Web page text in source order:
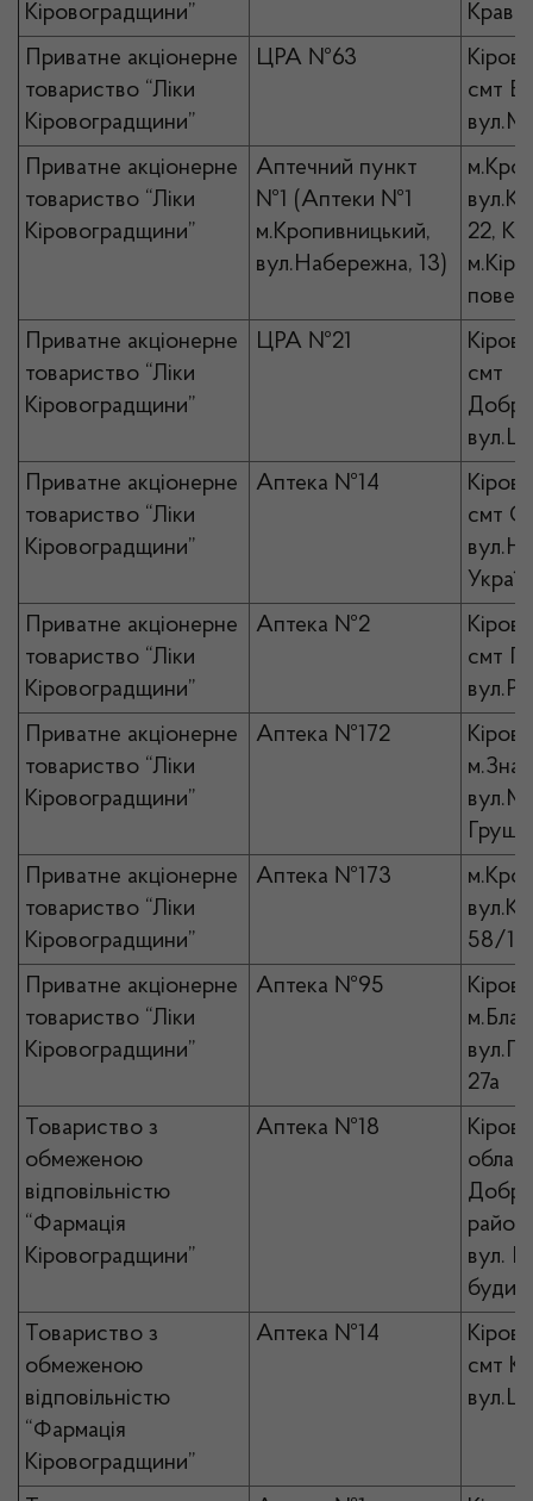
Кіровоградщини”
Приватне акціонерне
товариство “Ліки
Кіровоградщини”
ЦРА №63
смт
Приватне акціонерне
товариство “Ліки
Кіровоградщини”
Аптечний пункт
№1 (Аптеки №1
м.Кропивницький,
вул.Набережна, 13)
22,
Приватне акціонерне
товариство “Ліки
Кіровоградщини”
ЦРА №21
смт
Приватне акціонерне
товариство “Ліки
Кіровоградщини”
Аптека №14
смт
Приватне акціонерне
товариство “Ліки
Кіровоградщини”
Аптека №2
смт
Приватне акціонерне
товариство “Ліки
Кіровоградщини”
Аптека №172
Приватне акціонерне
товариство “Ліки
Кіровоградщини”
Аптека №173
58/12
Приватне акціонерне
товариство “Ліки
Кіровоградщини”
Аптека №95
27а
Товариство з
обмеженою
відповільністю
“Фармація
Кіровоградщини”
Аптека №18
район
вул.
Товариство з
обмеженою
відповільністю
“Фармація
Кіровоградщини”
Аптека №14
смт